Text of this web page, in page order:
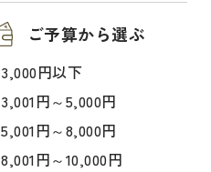
ご予算から選ぶ
3,000円以下
3,001円～5,000円
5,001円～8,000円
8,001円～10,000円